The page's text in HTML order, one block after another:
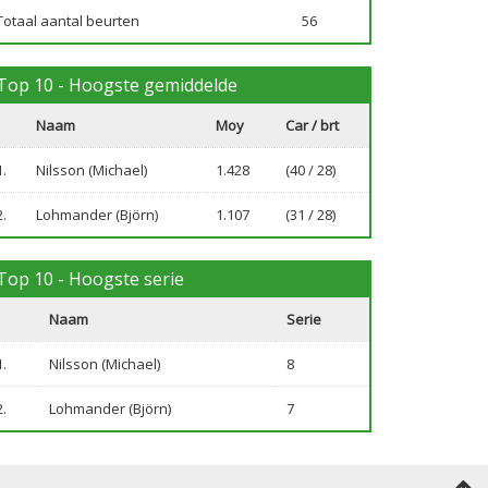
aantal beurten 56
10 - Hoogste gemiddelde
Naam Moy Car / brt
Nilsson (Michael) 1.428 (40 / 28)
Lohmander (Björn) 1.107 (31 / 28)
10 - Hoogste serie
Naam Serie
Nilsson (Michael) 8
Lohmander (Björn) 7